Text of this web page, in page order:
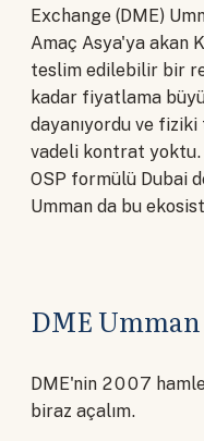
Exchange (DME)
Amaç Asya'ya akan
teslim edilebilir bir
kadar fiyatlama
dayanıyordu ve
vadeli kontrat
OSP formülü Dubai
Umman da bu
DME Umman
DME'nin 2007
biraz açalım.